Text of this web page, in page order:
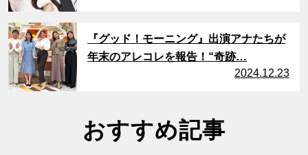
サムネイル
『グッド！モーニング』出演アナたちが
年末のアレコレを報告！“奇跡…
2024.12.23
おすすめ記事